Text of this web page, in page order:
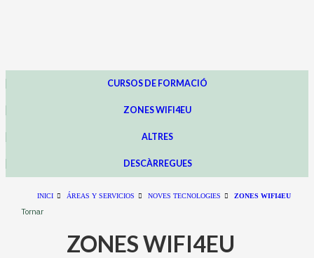
CURSOS DE FORMACIÓ
ZONES WIFI4EU
ALTRES
DESCÀRREGUES
INICI ÁREAS Y SERVICIOS NOVES TECNOLOGIES ZONES WIFI4EU
Tornar
ZONES WIFI4EU